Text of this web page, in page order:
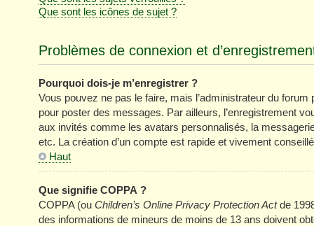
Que sont les icônes de sujet ?
Problèmes de connexion et
Pourquoi dois-je m’enregistrer ?
Vous pouvez ne pas le faire, mais l’administrateur du
pour poster des messages. Par ailleurs, l’enregistrement
aux invités comme les avatars personnalisés, la
etc. La création d’un compte est rapide et vivement
Haut
Que signifie COPPA ?
COPPA (ou Children’s Online Privacy Protection Actde
des informations de mineurs de moins de 13 ans doivent